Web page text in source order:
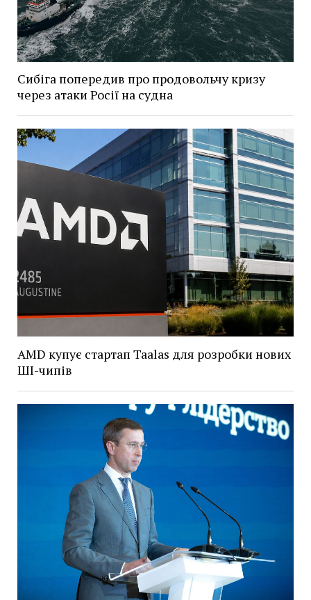
Сибіга попередив про продовольчу кризу
через атаки Росії на судна
AMD купує стартап Taalas для розробки нових
ШІ-чипів